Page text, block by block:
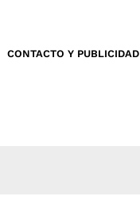
CONTACTO Y PUBLICIDAD